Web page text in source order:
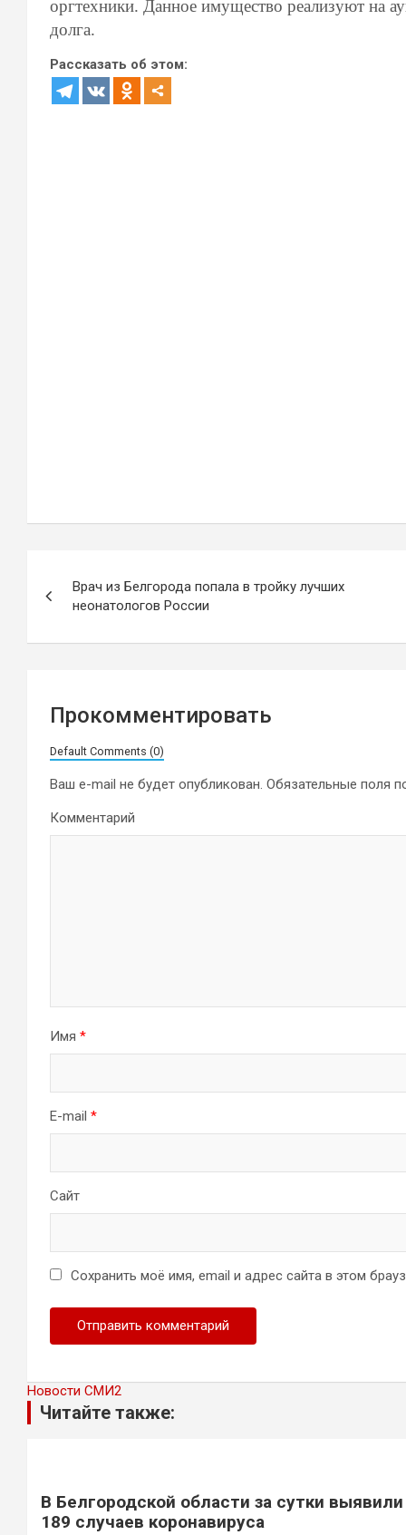
оргтехники. Данное имущество реализуют на
долга.
Рассказать об этом:
по
записям
Врач из Белгорода попала в тройку лучших
неонатологов России
Прокомментировать
Default Comments (0)
Ваш e-mail не будет опубликован. Обязательные поля
Комментарий
Имя *
E-mail *
Сайт
Сохранить моё имя, email и адрес сайта в этом
Новости СМИ2
Читайте также:
В Белгородской области за сутки выявили
189 случаев коронавируса